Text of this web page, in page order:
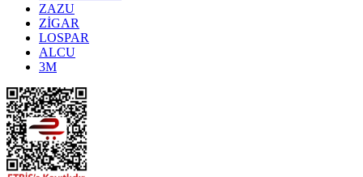
ZAZU
ZİGAR
LOSPAR
ALCU
3M